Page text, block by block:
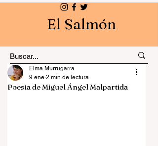
El Salmón
Poesía de Miguel Ángel Malpartida
Elma Murrugarra
9 ene 2 min de lectura